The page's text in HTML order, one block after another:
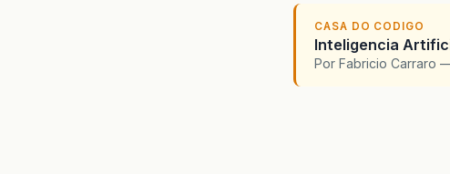
CASA DO CODIGO
Inteligencia
Por Fabricio Carraro